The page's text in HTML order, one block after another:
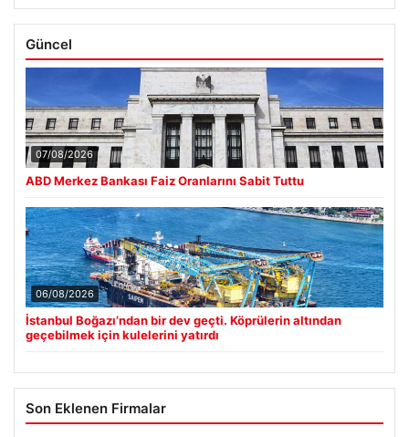
Güncel
07/08/2026
ABD Merkez Bankası Faiz Oranlarını Sabit Tuttu
06/08/2026
İstanbul Boğazı’ndan bir dev geçti. Köprülerin altından
geçebilmek için kulelerini yatırdı
Son Eklenen Firmalar